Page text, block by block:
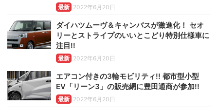
最新 2022年6月20日
ダイハツムーヴ＆キャンバスが激進化！ セオ
リーとストライプのいいとこどり特別仕様車に
注目!!
最新 2022年6月20日
エアコン付きの3輪モビリティ!! 都市型小型
EV「リーン3」の販売網に豊田通商が参加!!
最新 2022年6月20日